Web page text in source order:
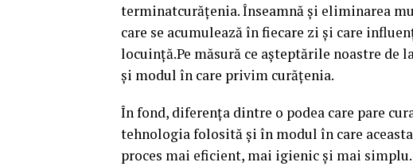
terminatcurățenia. Înseamnă și eliminarea
care se acumulează în fiecare zi și care
locuință.Pe măsură ce așteptările noastre de
și modul în care privim curățenia.
În fond, diferența dintre o podea care pare
tehnologia folosită și în modul în care
proces mai eficient, mai igienic și mai simplu.